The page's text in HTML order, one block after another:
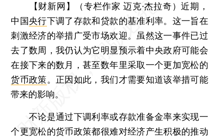
【财新网】（专栏作家 迈克·杰拉奇）近期，
中国央行下调了存款和贷款的基准利率。这一旨在
刺激经济的举措广受市场欢迎。虽然这一事件已过
去了数周，我仍认为它明显预示着中央政府可能会
在接下来的数月，甚至数年里采取一个更加宽松的
货币政策。正因如此，我们才需要知道该举措可能
带来的影响。
不论是通过下调利率或存款准备金率来实现一
个更宽松的货币政策都很难对经济产生积极的推动